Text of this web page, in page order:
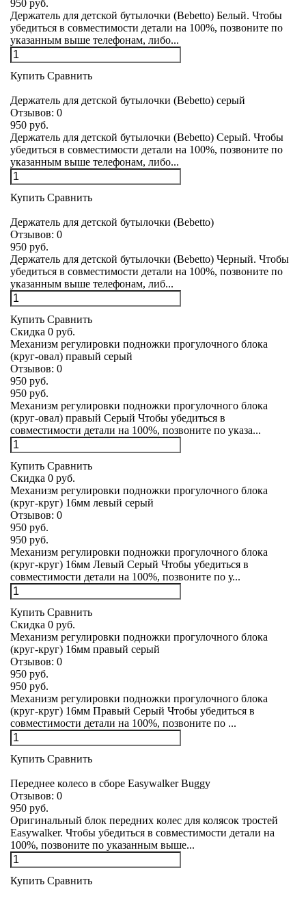
950 руб.
Держатель для детской бутылочки (Bebetto) Белый. Чтобы
убедиться в совместимости детали на 100%, позвоните по
указанным выше телефонам, либо...
Купить Сравнить
Держатель для детской бутылочки (Bebetto) серый
Отзывов: 0
950 руб.
Держатель для детской бутылочки (Bebetto) Серый. Чтобы
убедиться в совместимости детали на 100%, позвоните по
указанным выше телефонам, либо...
Купить Сравнить
Держатель для детской бутылочки (Bebetto)
Отзывов: 0
950 руб.
Держатель для детской бутылочки (Bebetto) Черный. Чтобы
убедиться в совместимости детали на 100%, позвоните по
указанным выше телефонам, либ...
Купить Сравнить
Скидка 0 руб.
Механизм регулировки подножки прогулочного блока
(круг-овал) правый серый
Отзывов: 0
950 руб.
950 руб.
Механизм регулировки подножки прогулочного блока
(круг-овал) правый Серый Чтобы убедиться в
совместимости детали на 100%, позвоните по указа...
Купить Сравнить
Скидка 0 руб.
Механизм регулировки подножки прогулочного блока
(круг-круг) 16мм левый серый
Отзывов: 0
950 руб.
950 руб.
Механизм регулировки подножки прогулочного блока
(круг-круг) 16мм Левый Серый Чтобы убедиться в
совместимости детали на 100%, позвоните по у...
Купить Сравнить
Скидка 0 руб.
Механизм регулировки подножки прогулочного блока
(круг-круг) 16мм правый серый
Отзывов: 0
950 руб.
950 руб.
Механизм регулировки подножки прогулочного блока
(круг-круг) 16мм Правый Серый Чтобы убедиться в
совместимости детали на 100%, позвоните по ...
Купить Сравнить
Переднее колесо в сборе Easywalker Buggy
Отзывов: 0
950 руб.
Оригинальный блок передних колес для колясок тростей
Easywalker. Чтобы убедиться в совместимости детали на
100%, позвоните по указанным выше...
Купить Сравнить